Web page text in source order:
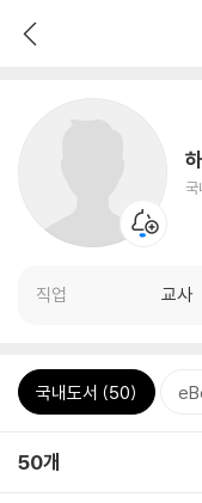
국
직업 교사
국내도서 (50)
50개